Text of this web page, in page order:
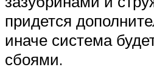
придется
иначе система
сбоями.